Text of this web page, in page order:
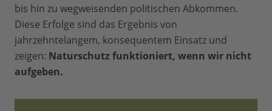
bis hin zu wegweisenden politischen Abkommen.
Diese Erfolge sind das Ergebnis von
jahrzehntelangem, konsequentem Einsatz und
zeigen: Naturschutz funktioniert, wenn wir nicht
aufgeben.